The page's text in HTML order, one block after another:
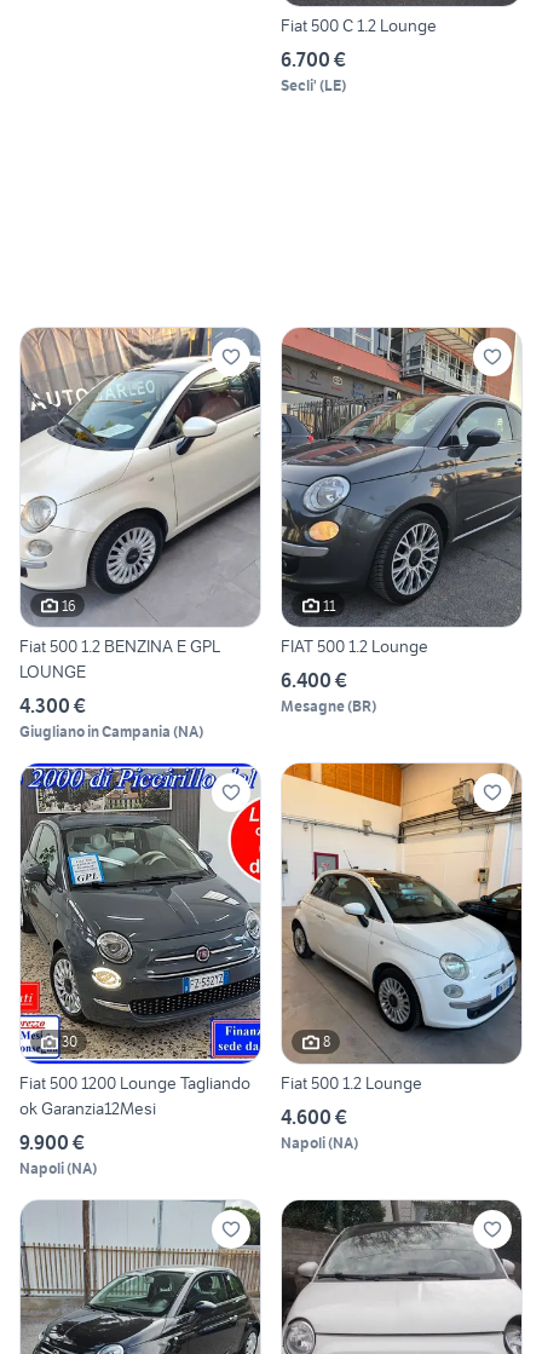
Fiat 500 C 1.2 Lounge
6.700 €
Secli' (LE)
16
Fiat 500 1.2 BENZINA E GPL
LOUNGE
4.300 €
Giugliano in Campania (NA)
11
FIAT 500 1.2 Lounge
6.400 €
Mesagne(BR)
30
Fiat 500 1200 Lounge Tagliando
ok Garanzia12Mesi
9.900 €
Napoli(NA)
8
Fiat 500 1.2 Lounge
4.600 €
Napoli(NA)